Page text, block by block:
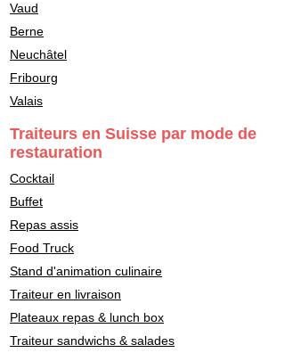
Vaud
Berne
Neuchâtel
Fribourg
Valais
Traiteurs en Suisse par mode de
restauration
Cocktail
Buffet
Repas assis
Food Truck
Stand d'animation culinaire
Traiteur en livraison
Plateaux repas & lunch box
Traiteur sandwichs & salades